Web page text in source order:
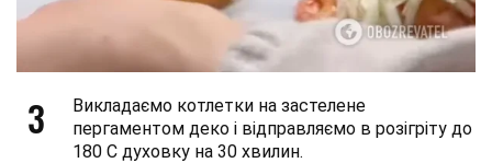
3
Викладаємо котлетки на застелене
пергаментом деко і відправляємо в розігріту до
180 С духовку на 30 хвилин.